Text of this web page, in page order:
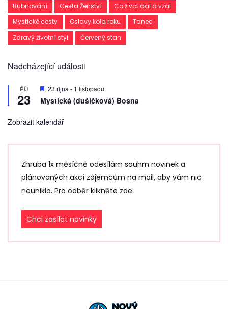
Bubnování Cesta Ženství
Co život dal a vzal
Mystické cesty
Oslavy kola roku
Tanec
Zdravý životní styl
Červený stan
Nadcházející události
ŘÍJ
23
D
p
r
e
é
23 října - 1 listopadu
Mystická (dušičková) Bosna
Zobrazit kalendář
Zhruba 1x měsíčně odesílám souhrn novinek a
plánovaných akcí zájemcům na mail, aby vám nic
neuniklo. Pro odběr klikněte zde:
Chci zasílat novinky